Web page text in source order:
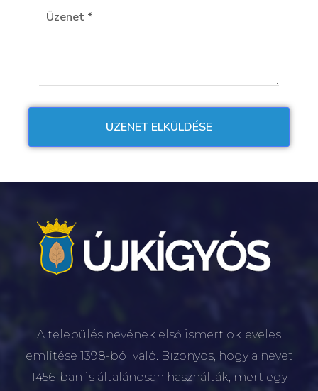
A település nevének első ismert okleveles
említése 1398-ból való. Bizonyos, hogy a nevet
1456-ban is általánosan használták, mert egy